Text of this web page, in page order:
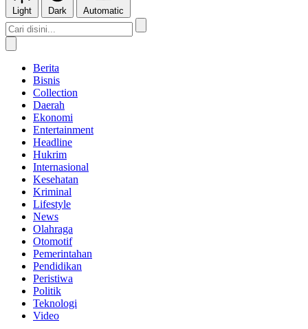
Light Dark Automatic
Berita
Bisnis
Collection
Daerah
Ekonomi
Entertainment
Headline
Hukrim
Internasional
Kesehatan
Kriminal
Lifestyle
News
Olahraga
Otomotif
Pemerintahan
Pendidikan
Peristiwa
Politik
Teknologi
Video